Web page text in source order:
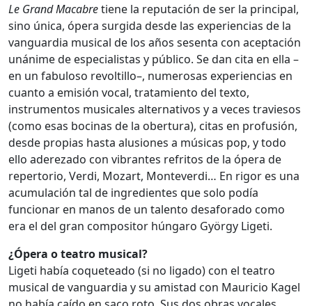
Le Grand Macabretiene la reputación de ser la principal,
sino única, ópera surgida desde las experiencias de la
vanguardia musical de los años sesenta con aceptación
unánime de especialistas y público. Se dan cita en ella –
en un fabuloso revoltillo–, numerosas experiencias en
cuanto a emisión vocal, tratamiento del texto,
instrumentos musicales alternativos y a veces traviesos
(como esas bocinas de la obertura), citas en profusión,
desde propias hasta alusiones a músicas pop, y todo
ello aderezado con vibrantes refritos de la ópera de
repertorio, Verdi, Mozart, Monteverdi… En rigor es una
acumulación tal de ingredientes que solo podía
funcionar en manos de un talento desaforado como
era el del gran compositor húngaro György Ligeti.
¿Ópera o teatro musical?
Ligeti había coqueteado (si no ligado) con el teatro
musical de vanguardia y su amistad con Mauricio Kagel